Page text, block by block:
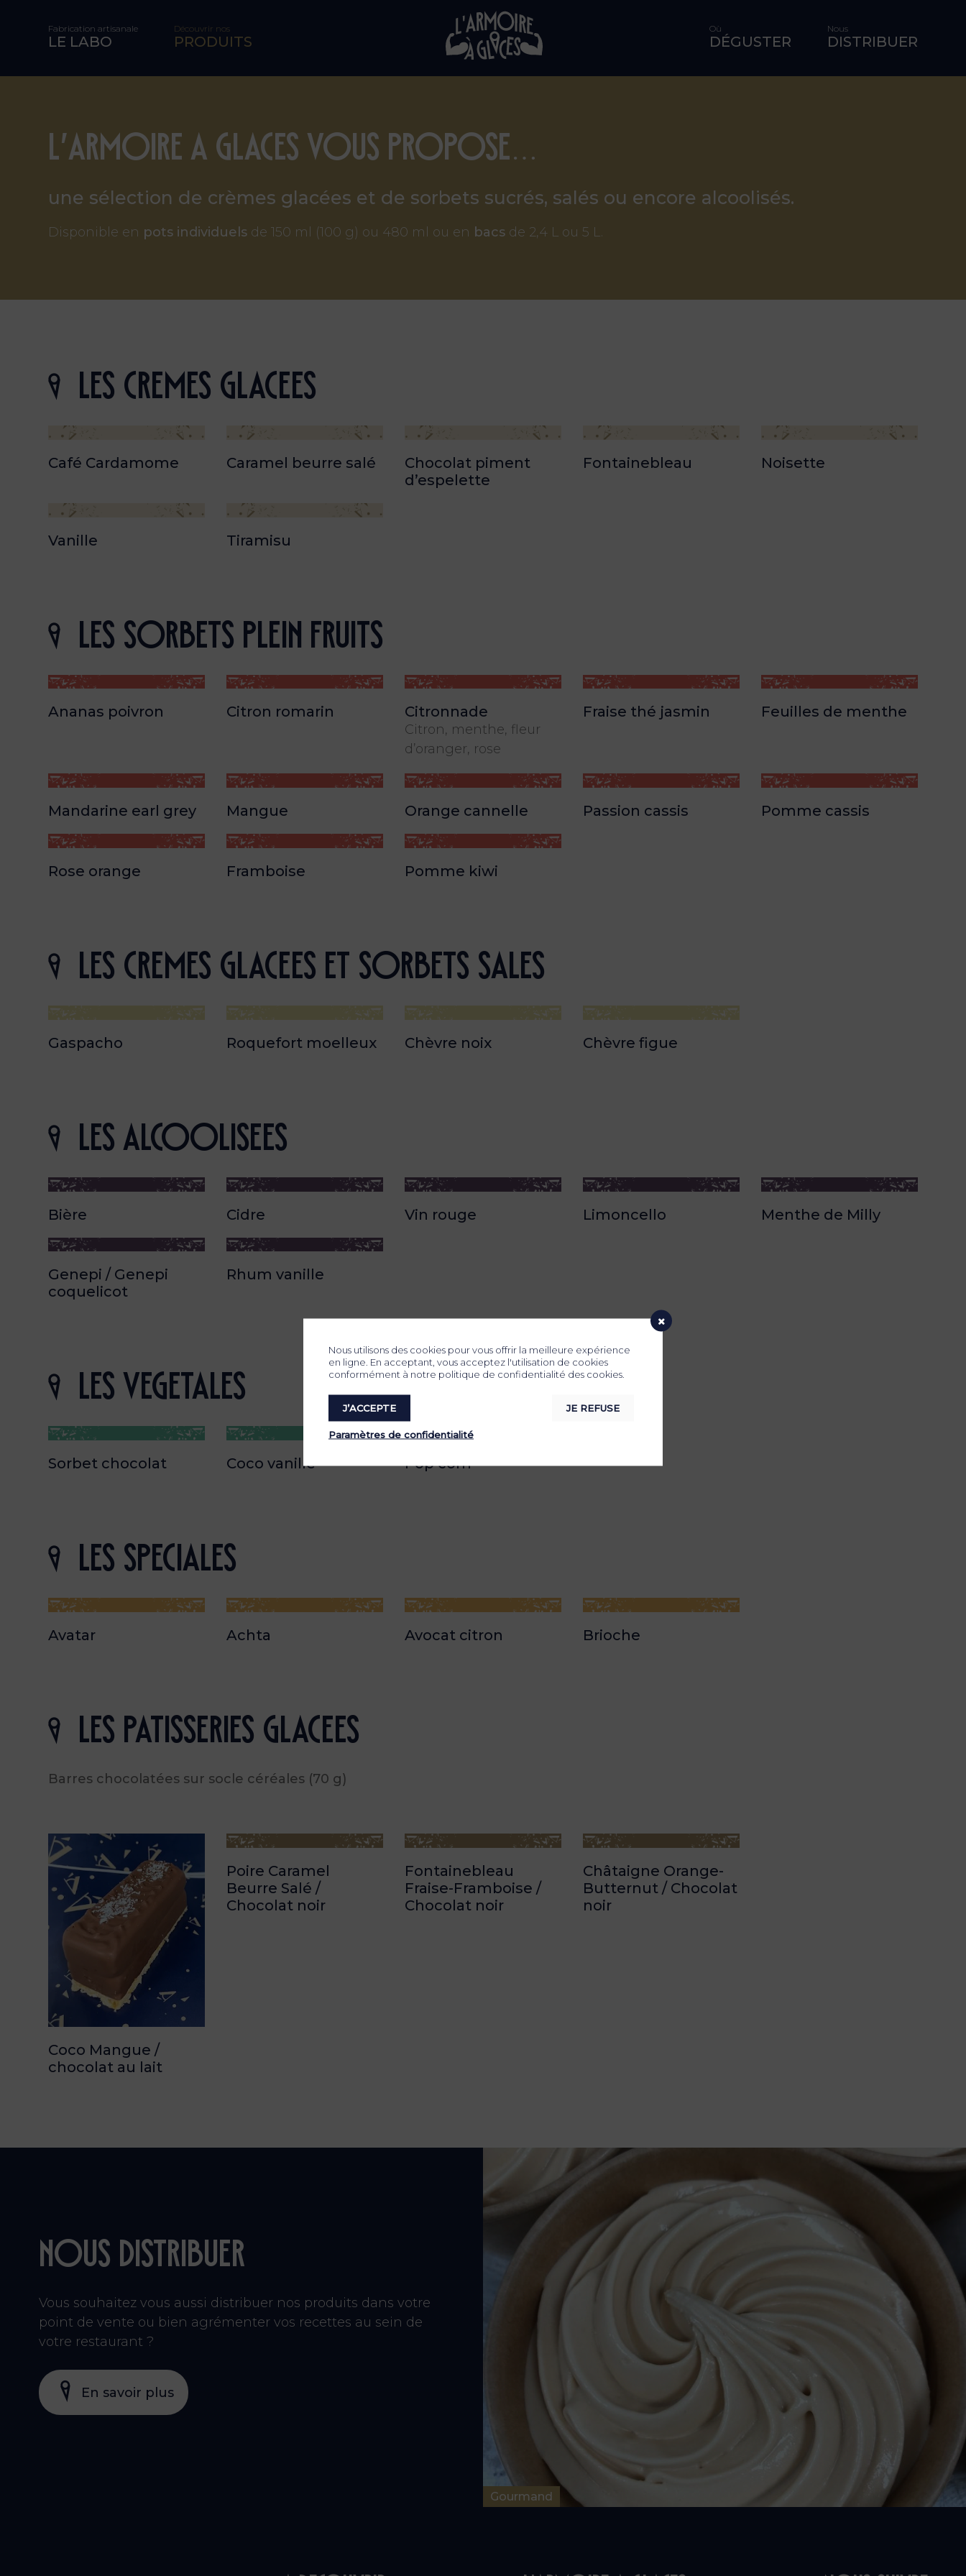
Fabrication artisanale
LE LABO
Découvrir nos
PRODUITS
Où
DÉGUSTER
Nous
DISTRIBUER
L’Armoire A Glaces vous propose…
une sélection de crèmes glacées et de sorbets sucrés, salés ou encore alcoolisés.
Disponible en pots individuels de 150 ml (100 g) ou 480 ml ou en bacs de 2,4 L ou 5 L.
les cremes GLACEEs
Café Cardamome Caramel beurre salé
Chocolat piment
d’espelette
Fontainebleau Noisette
Vanille Tiramisu
les SORBETs plein fruits
Ananas poivron Citron romarin Citronnade
Citron, menthe, fleur
d’oranger, rose
Fraise thé jasmin Feuilles de menthe
Mandarine earl grey Mangue Orange cannelle Passion cassis Pomme cassis
Rose orange Framboise Pomme kiwi
les cremes GLACEEs et sorbets sales
Gaspacho Roquefort moelleux Chèvre noix Chèvre figue
les Alcoolisees
Bière Cidre Vin rouge Limoncello Menthe de Milly
Genepi / Genepi
coquelicot
Rhum vanille
les vegetales
Sorbet chocolat Coco vanille Pop corn
les speciales
Avatar Achta Avocat citron Brioche
les patisseries glacees
Barres chocolatées sur socle céréales (70 g)
Coco Mangue /
chocolat au lait
Poire Caramel
Beurre Salé /
Chocolat noir
Fontainebleau
Fraise-Framboise /
Chocolat noir
Châtaigne Orange-
Butternut / Chocolat
noir
Nous distribuer
Vous souhaitez vous aussi distribuer nos produits dans votre
point de vente ou bien agrémenter vos recettes au sein de
votre restaurant ?
En savoir plus
Gourmand
Nous utilisons des cookies pour vous offrir la meilleure expérience
en ligne. En acceptant, vous acceptez l'utilisation de cookies
conformément à notre politique de confidentialité des cookies.
J’ACCEPTE JE REFUSE
Paramètres de confidentialité